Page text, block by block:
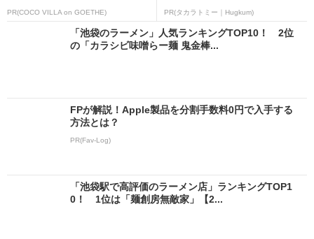
PR(COCO VILLA on GOETHE) PR(タカラトミー｜Hugkum)
「池袋のラーメン」人気ランキングTOP10！ 2位
の「カラシビ味噌らー麺 鬼金棒...
FPが解説！Apple製品を分割手数料0円で入手する
方法とは？
PR(Fav-Log)
「池袋駅で高評価のラーメン店」ランキングTOP1
0！ 1位は「麺創房無敵家」【2...